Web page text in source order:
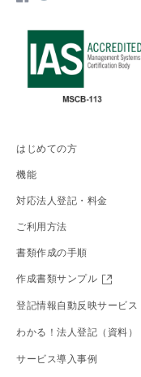
はじめての方
機能
対応法人登記・料金
ご利用方法
書類作成の手順
作成書類サンプル
登記情報自動反映サービス
わかる！法人登記（資料）
サービス導入事例